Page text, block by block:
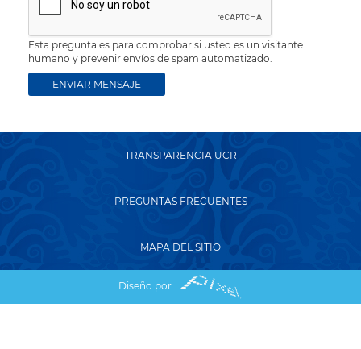
Esta pregunta es para comprobar si usted es un visitante
humano y prevenir envíos de spam automatizado.
TRANSPARENCIA UCR
PREGUNTAS FRECUENTES
MAPA DEL SITIO
Diseño por